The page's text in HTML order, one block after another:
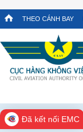
THEO CÁNH BAY
Đã kết nối EMC